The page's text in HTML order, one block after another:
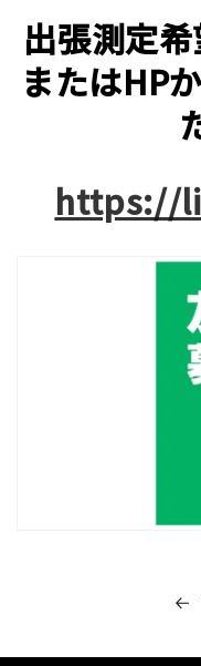
出張測定
またはHP
https://